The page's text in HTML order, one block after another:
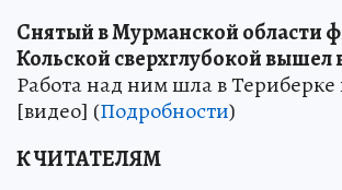
Снятый в Мурманской области
Кольской сверхглубокой вышел
Работа над ним шла в
[видео] (Подробности)
К ЧИТАТЕЛЯМ